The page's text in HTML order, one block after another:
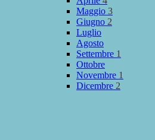
Maggio 3
Giugno 2
Luglio
Agosto
Settembre 1
Ottobre
Novembre 1
Dicembre 2